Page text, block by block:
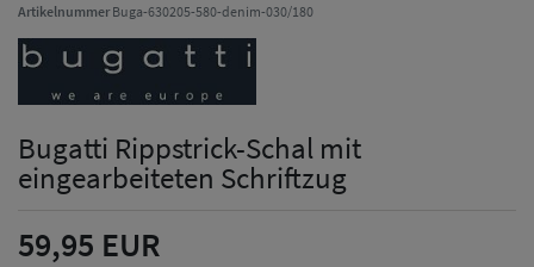
ArtikelnummerBuga-630205-580-denim-030/180
Bugatti Rippstrick-Schal mit
eingearbeiteten Schriftzug
59,95 EUR